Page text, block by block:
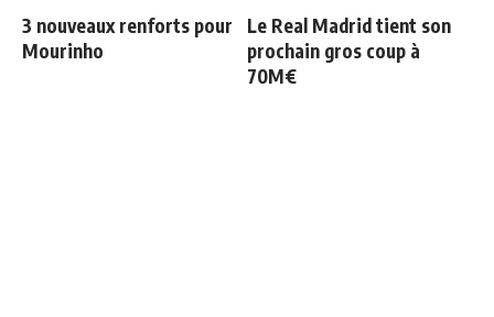
3 nouveaux renforts pour
Mourinho
Le Real Madrid tient son
prochain gros coup à
70M€